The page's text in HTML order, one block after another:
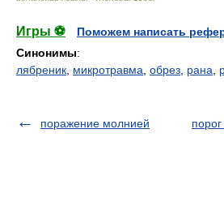
Игры ⚽
Поможем написать
Синонимы:
лябреник микротравма обрез рана
поражение молнией